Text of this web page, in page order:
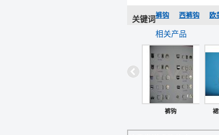
关键词裤钩 西裤钩 欧
相关产品
裤钩